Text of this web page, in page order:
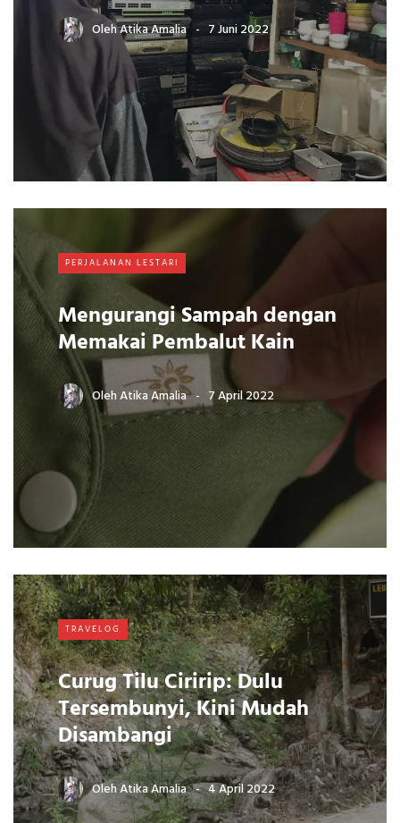
OlehAtika Amalia 7 Juni 2022
PERJALANAN LESTARI
Mengurangi Sampah dengan
Memakai Pembalut Kain
OlehAtika Amalia 7 April 2022
TRAVELOG
Curug Tilu Ciririp: Dulu
Tersembunyi, Kini Mudah
Disambangi
OlehAtika Amalia 4 April 2022